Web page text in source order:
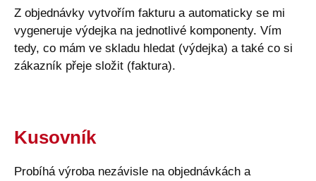
Z objednávky vytvořím fakturu a automaticky se mi
vygeneruje výdejka na jednotlivé komponenty. Vím
tedy, co mám ve skladu hledat (výdejka) a také co si
zákazník přeje složit (faktura).
Kusovník
Probíhá výroba nezávisle na objednávkách a